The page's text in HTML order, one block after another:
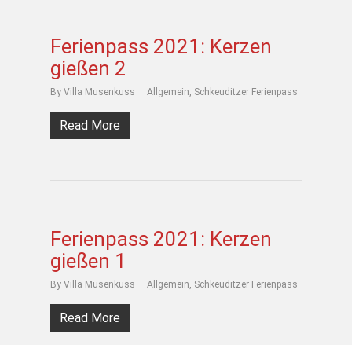
Ferienpass 2021: Kerzen
gießen 2
By Villa Musenkuss Allgemein, Schkeuditzer Ferienpass
Read More
Ferienpass 2021: Kerzen
gießen 1
By Villa Musenkuss Allgemein, Schkeuditzer Ferienpass
Read More